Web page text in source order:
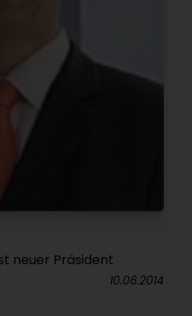
neuer Präsident
10.06.2014